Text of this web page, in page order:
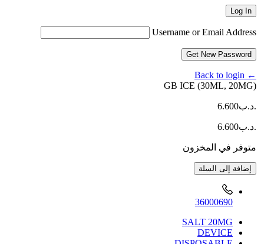
Log In
Username or Email Address
Get New Password
← Back to login
GB ICE (30ML, 20MG)
.د.ب6.600
.د.ب6.600
متوفر في المخزون
كمية
GB
ICE
(30ML,
20MG)
إضافة إلى السلة
36000690
SALT 20MG
DEVICE